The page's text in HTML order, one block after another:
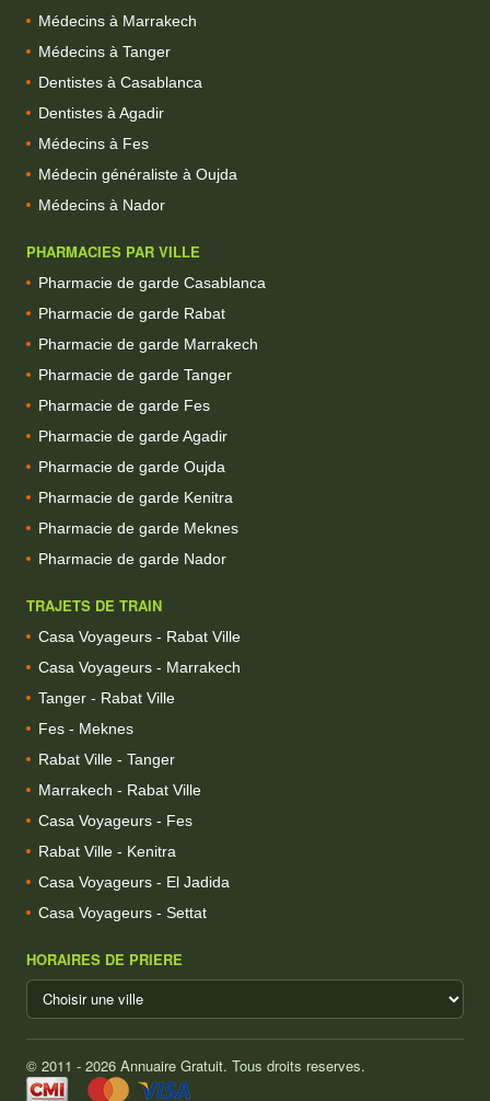
Médecins à Marrakech
Médecins à Tanger
Dentistes à Casablanca
Dentistes à Agadir
Médecins à Fes
Médecin généraliste à Oujda
Médecins à Nador
PHARMACIES PAR VILLE
Pharmacie de garde Casablanca
Pharmacie de garde Rabat
Pharmacie de garde Marrakech
Pharmacie de garde Tanger
Pharmacie de garde Fes
Pharmacie de garde Agadir
Pharmacie de garde Oujda
Pharmacie de garde Kenitra
Pharmacie de garde Meknes
Pharmacie de garde Nador
TRAJETS DE TRAIN
Casa Voyageurs - Rabat Ville
Casa Voyageurs - Marrakech
Tanger - Rabat Ville
Fes - Meknes
Rabat Ville - Tanger
Marrakech - Rabat Ville
Casa Voyageurs - Fes
Rabat Ville - Kenitra
Casa Voyageurs - El Jadida
Casa Voyageurs - Settat
HORAIRES DE PRIERE
© 2011 - 2026 Annuaire Gratuit. Tous droits reserves.